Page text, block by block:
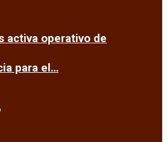
activa operativo de
para el…